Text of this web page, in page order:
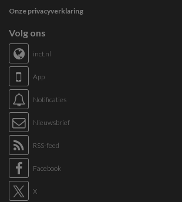
Onze privacyverklaring
Volg ons
inct.nl
App
Notificaties
Nieuwsbrief
RSS-feed
Facebook
X